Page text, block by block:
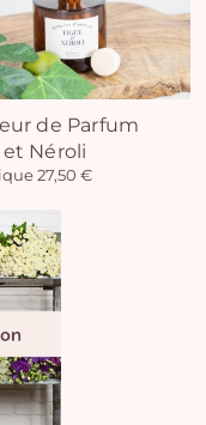
de Parfum
Néroli
27,50 €